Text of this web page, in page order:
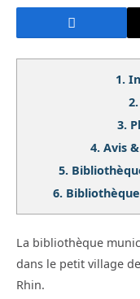
1.
2.
3.
4. Avis
5.
6.
La bibliothèque
dans le petit village
Rhin.